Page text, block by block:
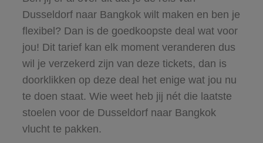
Dusseldorf naar Bangkok wilt maken en ben je
flexibel? Dan is de goedkoopste deal wat voor
jou! Dit tarief kan elk moment veranderen dus
wil je verzekerd zijn van deze tickets, dan is
doorklikken op deze deal het enige wat jou nu
te doen staat. Wie weet heb jij nét die laatste
stoelen voor de Dusseldorf naar Bangkok
vlucht te pakken.